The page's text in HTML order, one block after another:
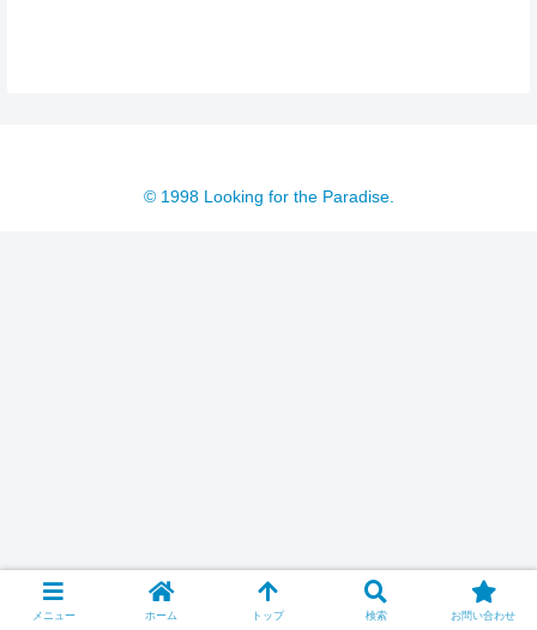
© 1998 Looking for the Paradise.
メニュー ホーム トップ 検索 お問い合わせ